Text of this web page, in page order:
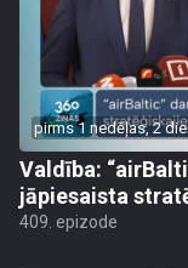
pirms 1 nedēļas, 2
Valdība:
jāpiesaista
409. epizode